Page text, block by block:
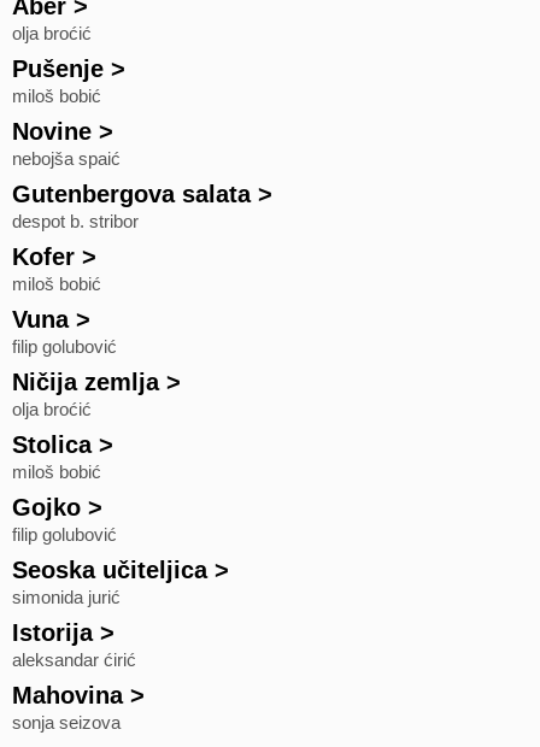
Aber >
olja broćić
Pušenje >
miloš bobić
Novine >
nebojša spaić
Gutenbergova salata>
despot b. stribor
Kofer >
miloš bobić
Vuna>
filip golubović
Ničija zemlja>
olja broćić
Stolica>
miloš bobić
Gojko >
filip golubović
Seoska učiteljica>
simonida jurić
Istorija>
aleksandar ćirić
Mahovina>
sonja seizova